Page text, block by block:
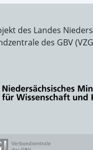
des Landes
des GBV